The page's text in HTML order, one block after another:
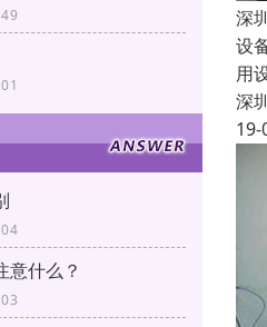
意什么？
深
设
用
深
19-